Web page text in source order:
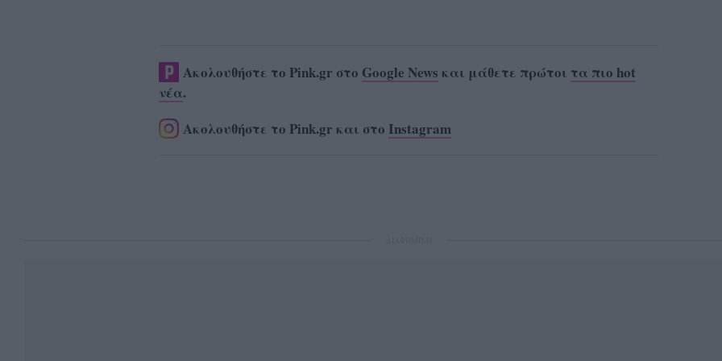
Ακολουθήστε το Pink.gr στο Google News και μάθετε πρώτοι τα πιο hot
νέα.
Ακολουθήστε το Pink.gr και στο Instagram